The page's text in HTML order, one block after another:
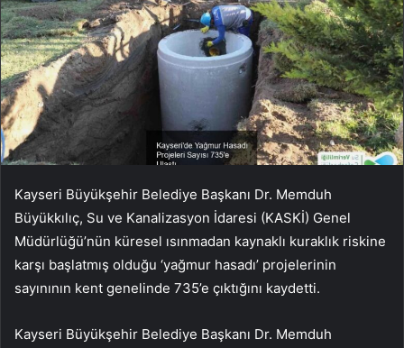
Kayseri Büyükşehir Belediye Başkanı Dr. Memduh
Büyükkılıç, Su ve Kanalizasyon İdaresi (KASKİ) Genel
Müdürlüğü’nün küresel ısınmadan kaynaklı kuraklık riskine
karşı başlatmış olduğu ‘yağmur hasadı’ projelerinin
sayınının kent genelinde 735’e çıktığını kaydetti.
Kayseri Büyükşehir Belediye Başkanı Dr. Memduh